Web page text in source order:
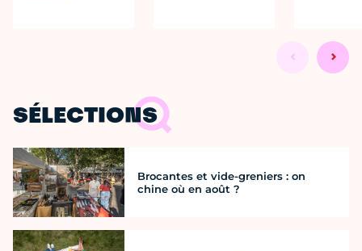
SÉLECTIONS
Brocantes et vide-greniers : on
chine où en août ?